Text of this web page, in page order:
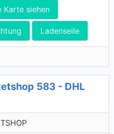
Karte siehen
Ladenseile
583 - DHL